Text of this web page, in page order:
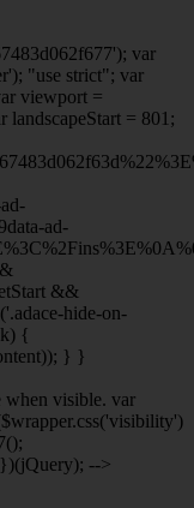
var
"use strict"; var
viewport =
= 801;
ad-
&&
hide-on-
{
} }
when visible. var
-->